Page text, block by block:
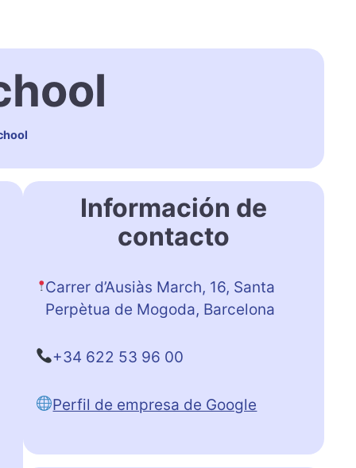
Información de
contacto
Carrer d’Ausiàs March, 16, Santa
Perpètua de Mogoda, Barcelona
+34 622 53 96 00
Perfil de empresa de Google